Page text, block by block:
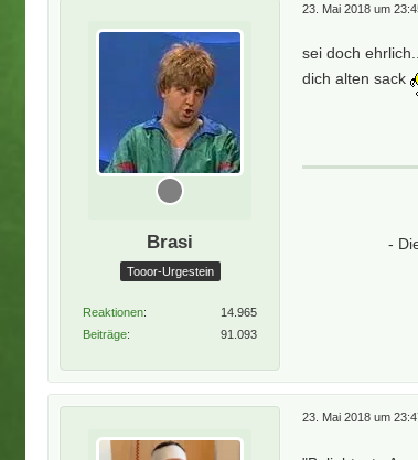
Brasi
Tooor-Urgestein
Reaktionen
14.965
Beiträge
91.093
23. Mai 2018 um
sei doch
dich alten sack
-
23. Mai 2018 um